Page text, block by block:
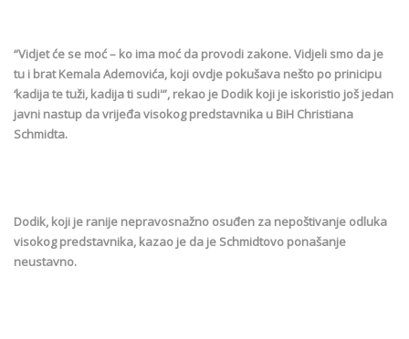
“Vidjet će se moć – ko ima moć da provodi zakone. Vidjeli smo da je
tu i brat Kemala Ademovića, koji ovdje pokušava nešto po prinicipu
‘kadija te tuži, kadija ti sudi'”, rekao je Dodik koji je iskoristio još jedan
javni nastup da vrijeđa visokog predstavnika u BiH Christiana
Schmidta.
Dodik, koji je ranije nepravosnažno osuđen za nepoštivanje odluka
visokog predstavnika, kazao je da je Schmidtovo ponašanje
neustavno.